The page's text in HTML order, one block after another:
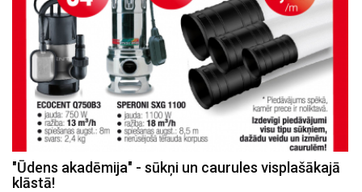
"Ūdens akadēmija" - sūkņi un caurules visplašākajā
klāstā!